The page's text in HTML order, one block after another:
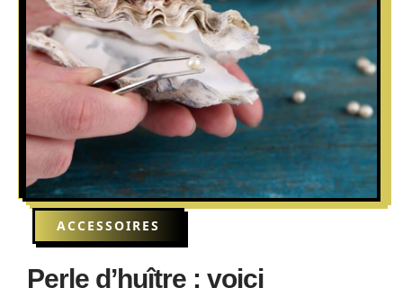
ACCESSOIRES
Perle d’huître : voici